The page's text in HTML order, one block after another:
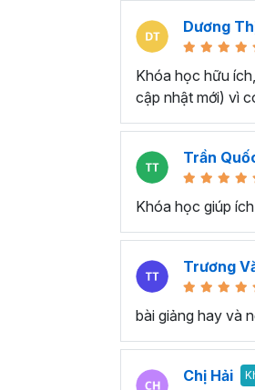
Dương
Khóa học hữu
cập nhật mới) vì
Trần
Khóa học giúp
Trương
bài giảng hay và
Chị Hải